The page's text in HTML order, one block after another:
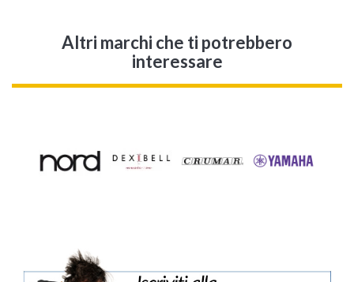
Altri marchi che ti potrebbero
interessare